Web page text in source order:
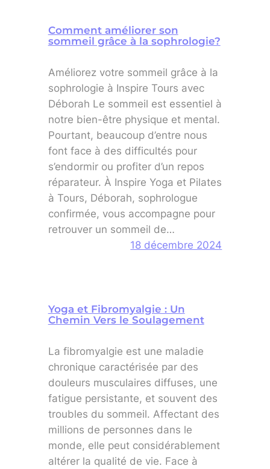
Comment améliorer son
sommeil grâce à la sophrologie?
Améliorez votre sommeil grâce à la
sophrologie à Inspire Tours avec
Déborah Le sommeil est essentiel à
notre bien-être physique et mental.
Pourtant, beaucoup d’entre nous
font face à des difficultés pour
s’endormir ou profiter d’un repos
réparateur. À Inspire Yoga et Pilates
à Tours, Déborah, sophrologue
confirmée, vous accompagne pour
retrouver un sommeil de…
18 décembre 2024
Yoga et Fibromyalgie : Un
Chemin Vers le Soulagement
La fibromyalgie est une maladie
chronique caractérisée par des
douleurs musculaires diffuses, une
fatigue persistante, et souvent des
troubles du sommeil. Affectant des
millions de personnes dans le
monde, elle peut considérablement
altérer la qualité de vie. Face à